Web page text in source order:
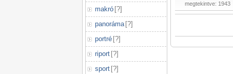
makró [?]
panoráma [?]
portré [?]
riport [?]
sport [?]
megtekintve: 1943